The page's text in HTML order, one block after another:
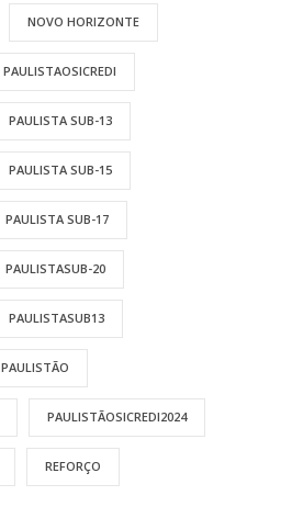
NOVO HORIZONTE
PAULISTAOSICREDI
PAULISTA SUB-13
PAULISTA SUB-15
PAULISTA SUB-17
PAULISTASUB-20
PAULISTASUB13
PAULISTÃO
PAULISTÃOSICREDI2024
REFORÇO